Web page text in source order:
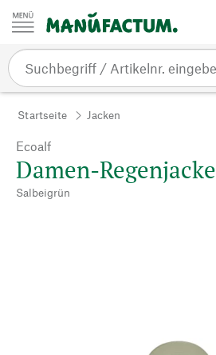
Zum Inhalt springen
Startseite Jacken
Ecoalf
Damen-Regenjacke
Salbeigrün